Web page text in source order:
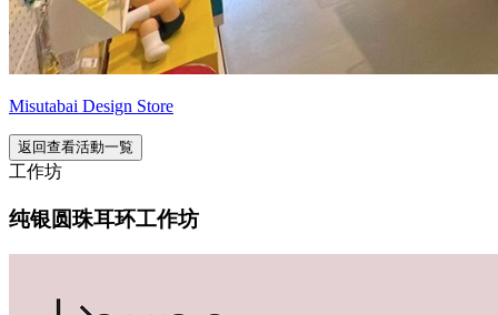
Misutabai Design Store
返回查看活動一覧
工作坊
纯银圆珠耳环工作坊